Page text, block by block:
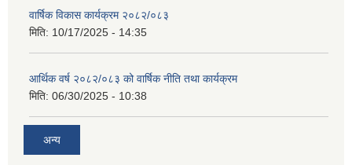
वार्षिक विकास कार्यक्रम २०८२/०८३
मिति: 10/17/2025 - 14:35
आर्थिक वर्ष २०८२/०८३ को वार्षिक नीति तथा कार्यक्रम
मिति: 06/30/2025 - 10:38
अन्य